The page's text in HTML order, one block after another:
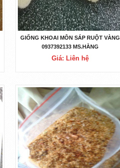
GIỐNG KHOAI MÔN SÁP RUỘT VÀNG
0937392133 MS.HẰNG
Giá: Liên hệ